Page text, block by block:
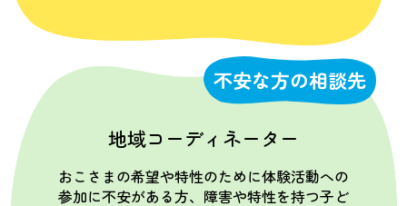
不安な方の相談先
地域コーディネーター
おこさまの希望や特性のために体験活動への
参加に不安がある方、障害や特性を持つ子ど